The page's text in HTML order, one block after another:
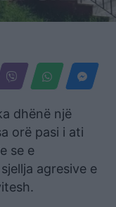
dhënë një
orë pasi i ati
se e
agresive e